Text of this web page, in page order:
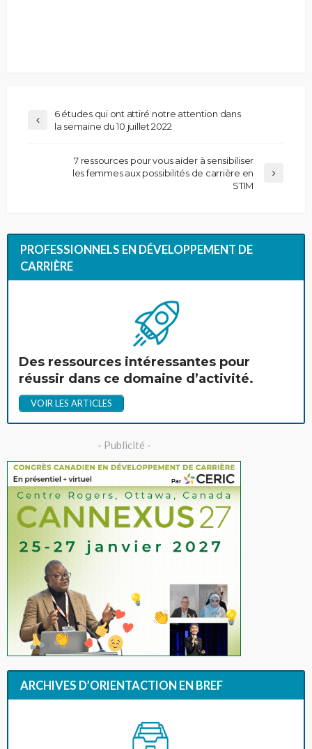
6 études qui ont attiré notre attention dans
la semaine du 10 juillet 2022
7 ressources pour vous aider à sensibiliser
les femmes aux possibilités de carrière en
STIM
PROFESSIONNELS EN DÉVELOPPEMENT DE
CARRIÈRE
Des ressources intéressantes pour
réussir dans ce domaine d’activité.
VOIR LES ARTICLES
- Publicité -
ARCHIVES D’ORIENTACTION EN BREF